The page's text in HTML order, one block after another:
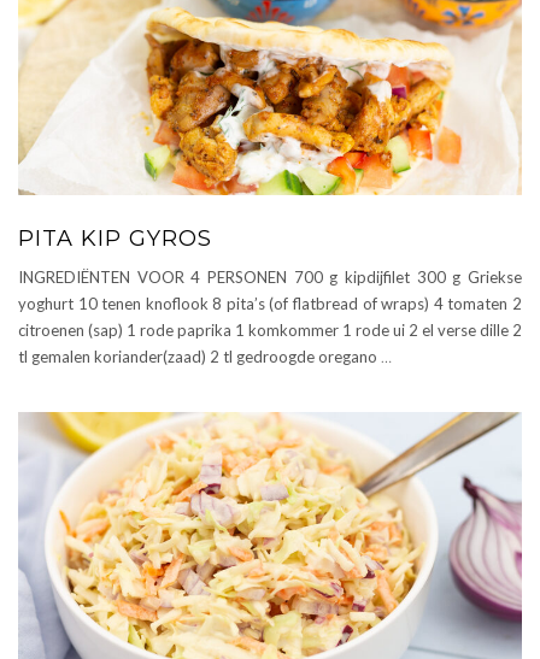
PITA KIP GYROS
INGREDIËNTEN VOOR 4 PERSONEN 700 g kipdijfilet 300 g Griekse
yoghurt 10 tenen knoflook 8 pita’s (of flatbread of wraps) 4 tomaten 2
citroenen (sap) 1 rode paprika 1 komkommer 1 rode ui 2 el verse dille 2
tl gemalen koriander(zaad) 2 tl gedroogde oregano …